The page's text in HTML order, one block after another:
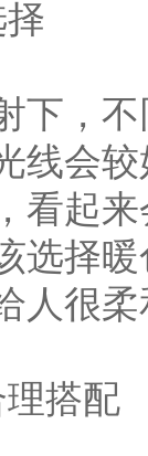
下，
线会
看起
选择
人很
搭配